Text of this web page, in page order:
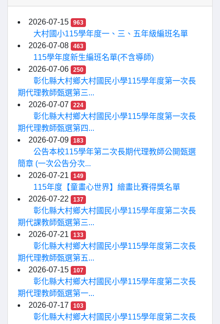
2026-07-15 963
大村國小115學年度一、三、五年級編班名單
2026-07-08
463
115學年度新生編班名單(不含導師)
2026-07-06
250
彰化縣大村鄉大村國民小學115學年度第一次長
期代理教師甄選第三...
2026-07-07
224
彰化縣大村鄉大村國民小學115學年度第一次長
期代理教師甄選第四...
2026-07-09
183
公告本校115學年第二次長期代理教師公開甄選
簡章 (一次公告分次...
2026-07-21
149
115年度【童畫心世界】繪畫比賽得獎名單
2026-07-22
137
彰化縣大村鄉大村國民小學115學年度第二次長
期代課教師甄選第三...
2026-07-21
133
彰化縣大村鄉大村國民小學115學年度第二次長
期代理教師甄選第五...
2026-07-15
107
彰化縣大村鄉大村國民小學115學年度第二次長
期代理教師甄選第一...
2026-07-17
103
彰化縣大村鄉大村國民小學115學年度第二次長